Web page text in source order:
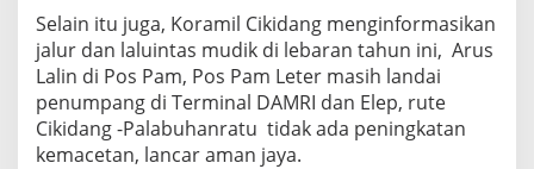
2
4
M
Selain itu juga, Koramil Cikidang menginformasikan
jalur dan laluintas mudik di lebaran tahun ini, Arus
Lalin di Pos Pam, Pos Pam Leter masih landai
penumpang di Terminal DAMRI dan Elep, rute
Cikidang -Palabuhanratu tidak ada peningkatan
kemacetan, lancar aman jaya.